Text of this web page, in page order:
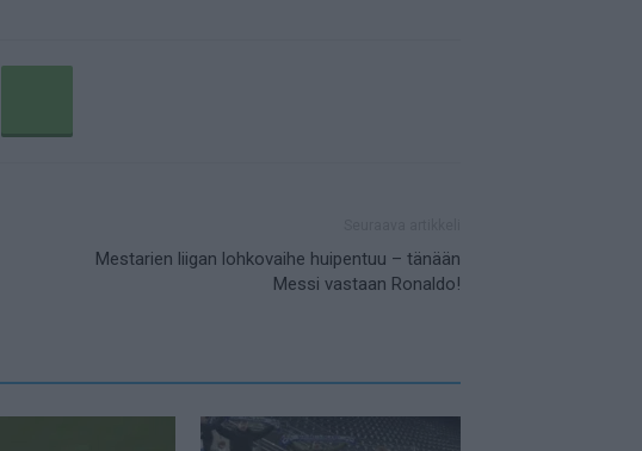
Mestarien liigan lohkovaihe huipentuu – tänään
Messi vastaan Ronaldo!